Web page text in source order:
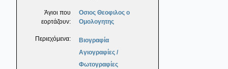
Άγιοι που
εορτάζουν:
Οσιος Θεοφιλος ο
Ομολογητης
Περιεχόμενα:
Βιογραφία
Αγιογραφίες /
Φωτογραφίες